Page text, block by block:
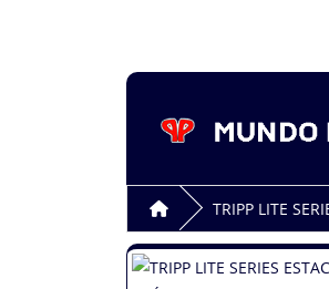
TRIPP LITE